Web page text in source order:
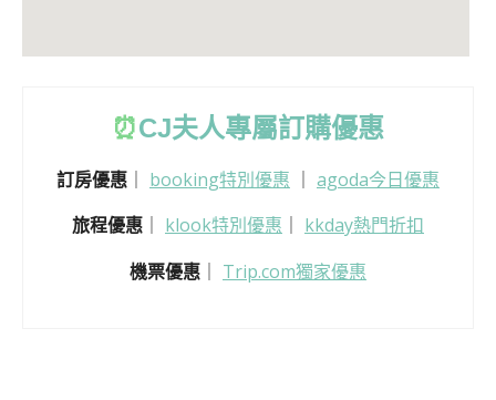
⏰CJ夫人專屬訂購優惠
訂房優惠 ｜ booking特別優惠 ｜ agoda今日優惠
旅程優惠
klook特別優惠
kkday熱門折扣
機票優惠
Trip.com獨家優惠